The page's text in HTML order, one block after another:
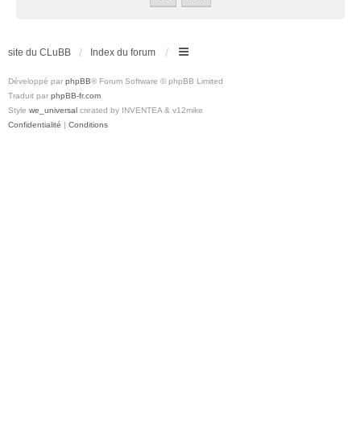
site du CLuBB Index du forum
Développé par phpBB® Forum Software © phpBB Limited
Traduit par phpBB-fr.com
Style we_universal created by INVENTEA & v12mike
Confidentialité | Conditions